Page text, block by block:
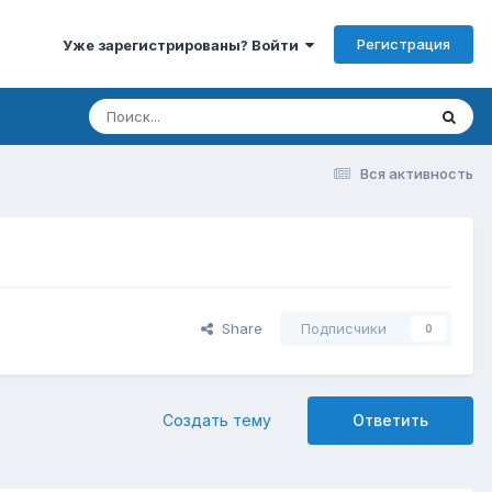
Уже зарегистрированы? Войти Регистрация
Вся активность
Share Подписчики 0
Ответить
Создать тему